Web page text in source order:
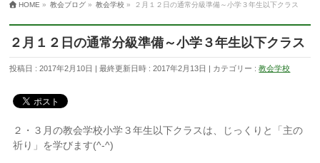
HOME » 教会ブログ » 教会学校 » ２月１２日の通常分級準備～小学３年生以下クラス
２月１２日の通常分級準備～小学３年生以下クラス
投稿日 : 2017年2月10日 最終更新日時 : 2017年2月13日 カテゴリー :教会学校
２・３月の教会学校小学３年生以下クラスは、じっくりと「主の
祈り」を学びます(^-^)